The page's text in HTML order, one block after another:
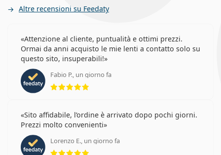
Altre recensioni su Feedaty
Attenzione al cliente, puntualità e ottimi prezzi.
Ormai da anni acquisto le mie lenti a contatto solo su
questo sito, insuperabili!
Fabio P., un giorno fa
Sito affidabile, l’ordine è arrivato dopo pochi giorni.
Prezzi molto convenienti
Lorenzo E., un giorno fa
valutazione 5 di 5